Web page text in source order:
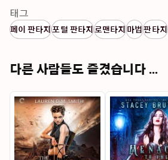
태그
페이 판타지포털 판타지로맨타지마법판타지
다른 사람들도 즐겼습니다 ...